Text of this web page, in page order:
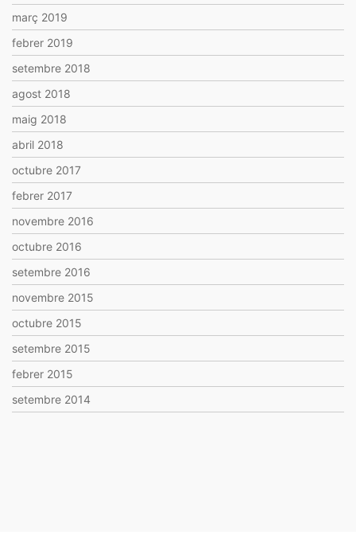
març 2019
febrer 2019
setembre 2018
agost 2018
maig 2018
abril 2018
octubre 2017
febrer 2017
novembre 2016
octubre 2016
setembre 2016
novembre 2015
octubre 2015
setembre 2015
febrer 2015
setembre 2014